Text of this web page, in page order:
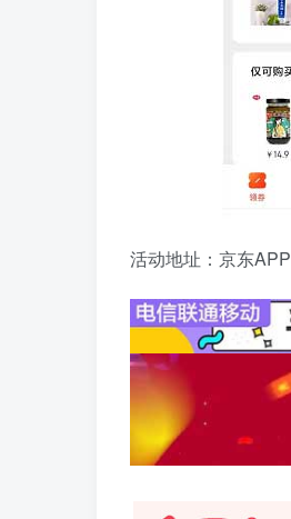
活动地址：京东APP